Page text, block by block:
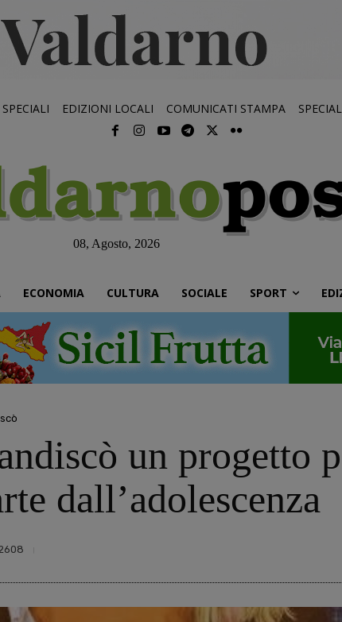
SPECIALI EDIZIONI LOCALI COMUNICATI STAMPA
08, Agosto, 2026
ECONOMIA CULTURA SOCIALE SPORT
un progetto
dall’adolescenza